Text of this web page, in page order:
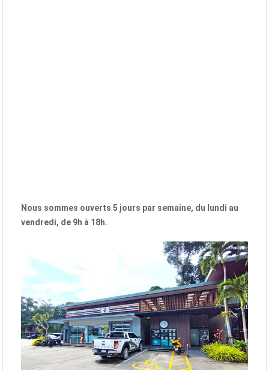
Nous sommes ouverts 5 jours par semaine, du lundi au
vendredi, de 9h à 18h.